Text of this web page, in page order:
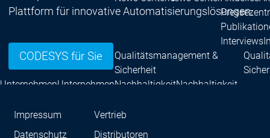
UnternehmenUnternehmen
Interviews
Qualitätsmanagement &
Sicherheit
NachhaltigkeitNachhaltigkeit
Innovation
Plattform für innovative Automatisierungslösungen.
CODESYS für Sie
Impressum
Datenschutz
Vertrieb
Distributoren